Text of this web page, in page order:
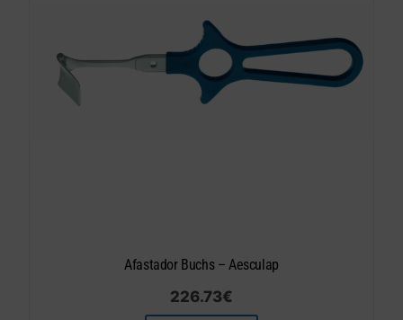
Afastador Buchs – Aesculap
226.73€